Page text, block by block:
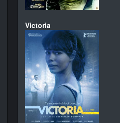
Victoria